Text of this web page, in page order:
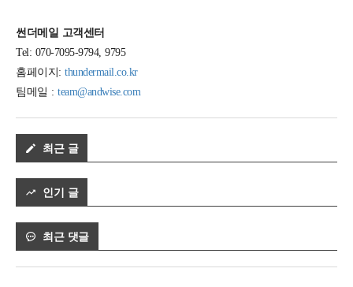
썬더메일 고객센터
Tel: 070-7095-9794, 9795
홈페이지: thundermail.co.kr
팀메일 : team@andwise.com
최근 글
인기 글
최근 댓글